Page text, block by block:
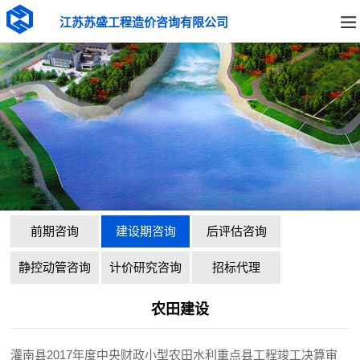
江苏苏盛工程造价咨询有限公司
前期咨询 建设期咨询 后评估咨询
静控动管咨询 计价研究咨询 招标代理
农田建设
灌南县2017年度中央财政小型农田水利重点县工程竣工决算审